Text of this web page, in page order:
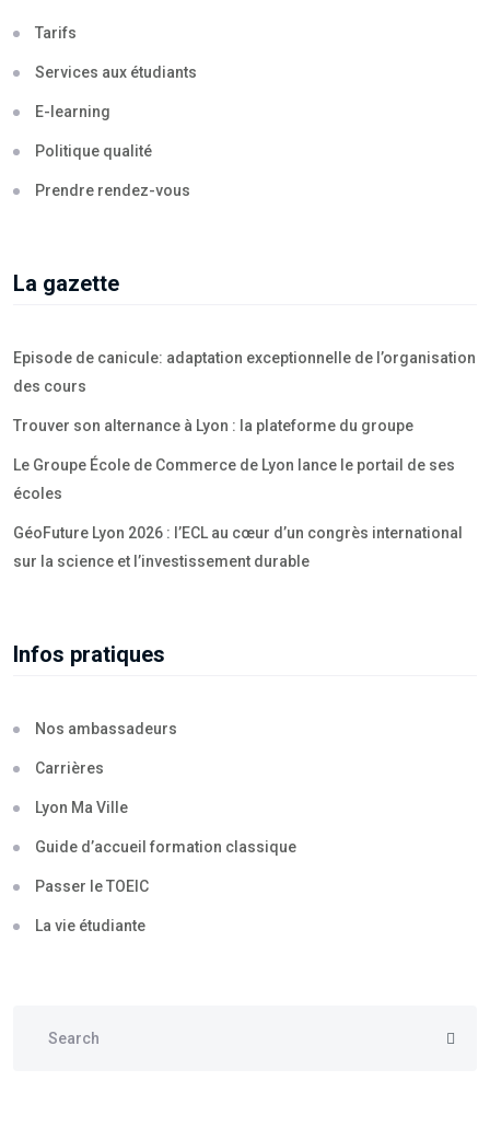
Tarifs
Services aux étudiants
E-learning
Politique qualité
Prendre rendez-vous
La gazette
Episode de canicule: adaptation exceptionnelle de l’organisation
des cours
Trouver son alternance à Lyon : la plateforme du groupe
Le Groupe École de Commerce de Lyon lance le portail de ses
écoles
GéoFuture Lyon 2026 : l’ECL au cœur d’un congrès international
sur la science et l’investissement durable
Infos pratiques
Nos ambassadeurs
Carrières
Lyon Ma Ville
Guide d’accueil formation classique
Passer le TOEIC
La vie étudiante